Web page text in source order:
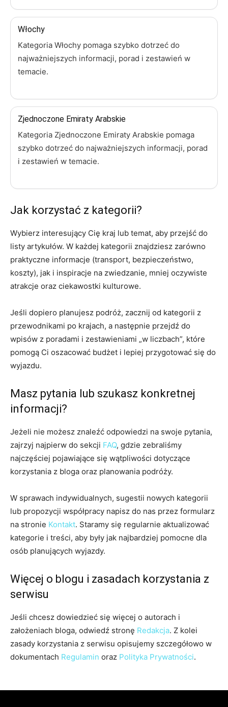
Włochy
Kategoria Włochy pomaga szybko dotrzeć do
najważniejszych informacji, porad i zestawień w
temacie.
Zjednoczone Emiraty Arabskie
Kategoria Zjednoczone Emiraty Arabskie pomaga
szybko dotrzeć do najważniejszych informacji, porad
i zestawień w temacie.
Jak korzystać z kategorii?
Wybierz interesujący Cię kraj lub temat, aby przejść do
listy artykułów. W każdej kategorii znajdziesz zarówno
praktyczne informacje (transport, bezpieczeństwo,
koszty), jak i inspiracje na zwiedzanie, mniej oczywiste
atrakcje oraz ciekawostki kulturowe.
Jeśli dopiero planujesz podróż, zacznij od kategorii z
przewodnikami po krajach, a następnie przejdź do
wpisów z poradami i zestawieniami „w liczbach”, które
pomogą Ci oszacować budżet i lepiej przygotować się do
wyjazdu.
Masz pytania lub szukasz konkretnej
informacji?
Jeżeli nie możesz znaleźć odpowiedzi na swoje pytania,
zajrzyj najpierw do sekcji FAQ, gdzie zebraliśmy
najczęściej pojawiające się wątpliwości dotyczące
korzystania z bloga oraz planowania podróży.
W sprawach indywidualnych, sugestii nowych kategorii
lub propozycji współpracy napisz do nas przez formularz
na stronie Kontakt. Staramy się regularnie aktualizować
kategorie i treści, aby były jak najbardziej pomocne dla
osób planujących wyjazdy.
Więcej o blogu i zasadach korzystania z
serwisu
Jeśli chcesz dowiedzieć się więcej o autorach i
założeniach bloga, odwiedź stronę Redakcja. Z kolei
zasady korzystania z serwisu opisujemy szczegółowo w
dokumentach Regulamin oraz Polityka Prywatności.